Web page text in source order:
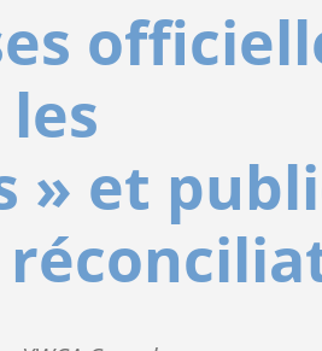
» et